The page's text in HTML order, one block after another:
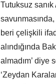
Tutuksuz
savunmasında,
beri çelişkili
alındığında
almadım’ diye
‘Zeydan